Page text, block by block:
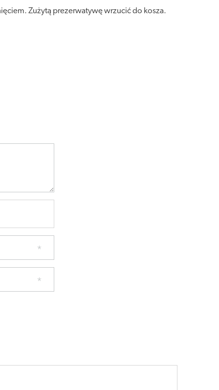
Zużytą prezerwatywę wrzucić do kosza.